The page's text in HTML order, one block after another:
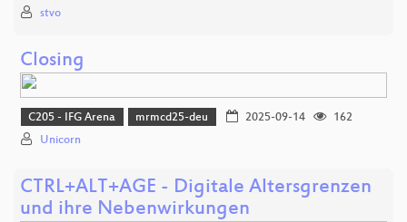
stvo
Closing
C205 - IFG Arena mrmcd25-deu 2025-09-14
162
Unicorn
CTRL+ALT+AGE - Digitale Altersgrenzen
und ihre Nebenwirkungen